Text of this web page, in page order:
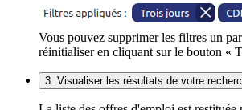
Vous pouvez supprimer les filtres un
réinitialiser en cliquant sur le bouton «
3. Visualiser les résultats de votre